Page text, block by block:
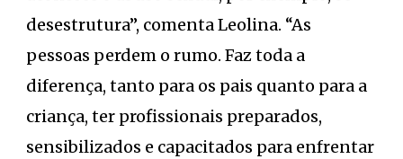
desestrutura”, comenta Leolina. “As
pessoas perdem o rumo. Faz toda a
diferença, tanto para os pais quanto para a
criança, ter profissionais preparados,
sensibilizados e capacitados para enfrentar